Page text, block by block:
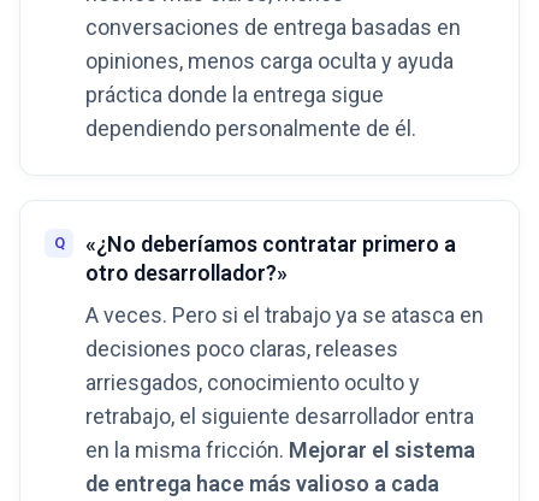
conversaciones de entrega basadas en
opiniones, menos carga oculta y ayuda
práctica donde la entrega sigue
dependiendo personalmente de él.
«¿No deberíamos contratar primero a
otro desarrollador?»
A veces. Pero si el trabajo ya se atasca en
decisiones poco claras, releases
arriesgados, conocimiento oculto y
retrabajo, el siguiente desarrollador entra
en la misma fricción. Mejorar el sistema
de entrega hace más valioso a cada